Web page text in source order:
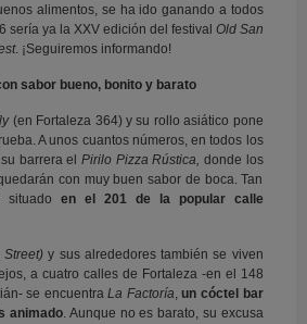
alimentos, se ha ido ganando a todos
sería ya la XXV edición del festival Old San
. ¡Seguiremos informando!
sabor bueno, bonito y barato
(en Fortaleza 364) y su rollo asiático pone
A unos cuantos números, en todos los
barrera el Pirilo Pizza Rústica, donde los
con muy buen sabor de boca. Tan
situadoen el 201 de la popular calle
Street) y sus alrededores también se viven
a cuatro calles de Fortaleza -en el 148
se encuentraLa Factoría,un cóctel bar
animado. Aunque no es barato, su excusa